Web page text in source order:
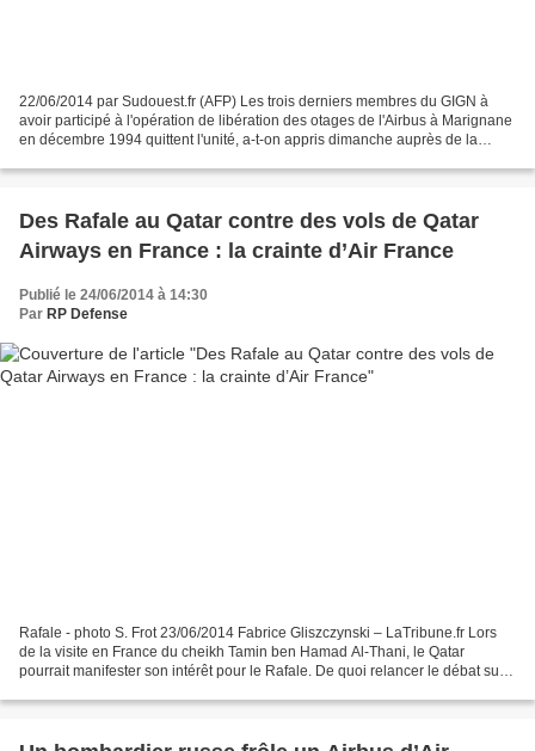
22/06/2014 par Sudouest.fr (AFP) Les trois derniers membres du GIGN à
avoir participé à l'opération de libération des otages de l'Airbus à Marignane
en décembre 1994 quittent l'unité, a-t-on appris dimanche auprès de la
Des Rafale au Qatar contre des vols de Qatar
Airways en France : la crainte d’Air France
Publié le 24/06/2014 à 14:30
Par RP Defense
Rafale - photo S. Frot 23/06/2014 Fabrice Gliszczynski – LaTribune.fr Lors
de la visite en France du cheikh Tamin ben Hamad Al-Thani, le Qatar
pourrait manifester son intérêt pour le Rafale. De quoi relancer le débat sur